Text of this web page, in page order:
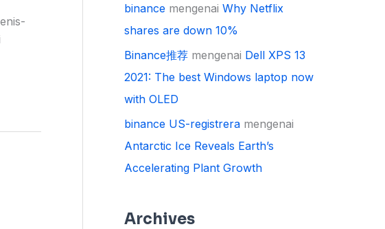
binance mengenai Why Netflix
shares are down 10%
Binance推荐 mengenai Dell XPS 13
2021: The best Windows laptop now
with OLED
binance US-registrera mengenai
Antarctic Ice Reveals Earth’s
Accelerating Plant Growth
Archives